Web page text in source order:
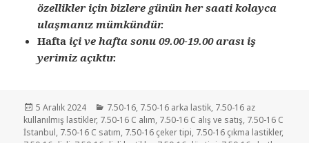
özellikler için bizlere günün her saati kolayca
ulaşmanız mümkündür.
Hafta içi ve hafta sonu 09.00-19.00 arası iş
yerimiz açıktır.
Yayın
tarihi
5 Aralık 2024 Kategoriler
7.50-16, 7.50-16 arka lastik, 7.50-16 az
kullanılmış lastikler, 7.50-16 C alım, 7.50-16 C alış ve satış, 7.50-16 C
İstanbul, 7.50-16 C satım, 7.50-16 çeker tipi, 7.50-16 çıkma lastikler,